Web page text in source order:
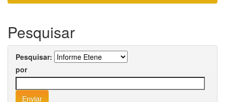
Pesquisar
Pesquisar:
por